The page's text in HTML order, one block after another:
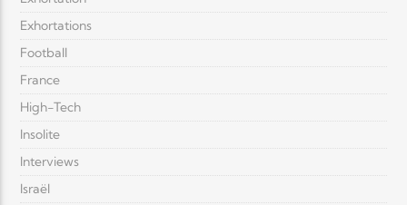
Exhortations
Football
France
High-Tech
Insolite
Interviews
Israël